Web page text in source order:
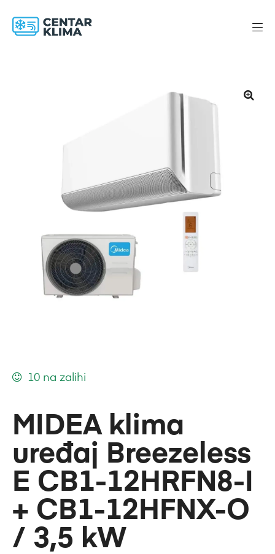
MIDEA klima
uređaj Breezeless
E CB1-12HRFN8-I
+ CB1-12HFNX-O
/ 3,5 kW
10 na zalihi